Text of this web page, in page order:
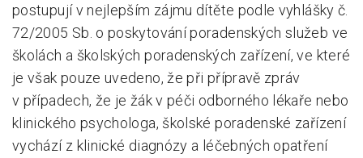
postupují v nejlepším zájmu dítěte podle vyhlášky č.
72/2005 Sb. o poskytování poradenských služeb ve
školách a školských poradenských zařízení, ve které
je však pouze uvedeno, že při přípravě zpráv
v případech, že je žák v péči odborného lékaře nebo
klinického psychologa, školské poradenské zařízení
vychází z klinické diagnózy a léčebných opatření